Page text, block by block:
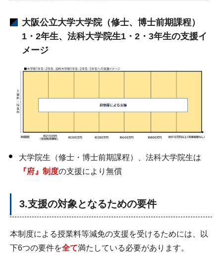
大阪公立大学大学院（修士、博士前期課程）
1・2年生、法科大学院生1・2・3年生の支援イ
メージ
大学院生（修士・博士前期課程）、法科大学院生は
『府』制度の支援により無償
3.支援の対象となるための要件
本制度による授業料等減免の支援を受けるためには、以
下6つの要件を全て満たしている必要があります。